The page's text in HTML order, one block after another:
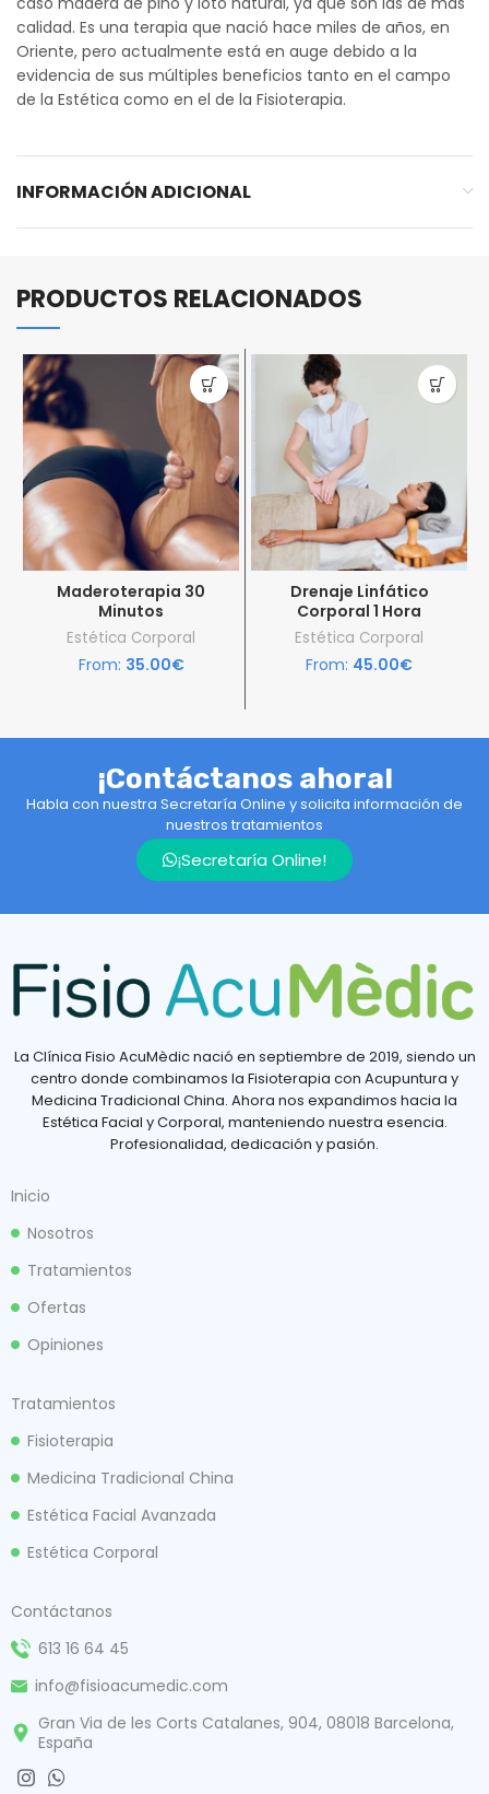
calidad. Es una terapia que nació hace miles de años, en
Oriente, pero actualmente está en auge debido a la
evidencia de sus múltiples beneficios tanto en el campo
de la Estética como en el de la Fisioterapia.
INFORMACIÓN ADICIONAL
PRODUCTOS RELACIONADOS
Maderoterapia 30
Minutos
Estética Corporal
From: 35.00€
Drenaje Linfático
Corporal 1 Hora
Estética Corporal
From: 45.00€
¡Contáctanos ahora!
Habla con nuestra Secretaría Online y solicita información de
nuestros tratamientos
¡Secretaría Online!
La Clínica Fisio AcuMèdic nació en septiembre de 2019, siendo un
centro donde combinamos la Fisioterapia con Acupuntura y
Medicina Tradicional China. Ahora nos expandimos hacia la
Estética Facial y Corporal, manteniendo nuestra esencia.
Profesionalidad, dedicación y pasión.
Inicio
Nosotros
Tratamientos
Ofertas
Opiniones
Tratamientos
Fisioterapia
Medicina Tradicional China
Estética Facial Avanzada
Estética Corporal
Contáctanos
613 16 64 45
info@fisioacumedic.com
Gran Via de les Corts Catalanes, 904, 08018 Barcelona,
España